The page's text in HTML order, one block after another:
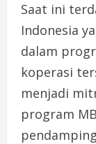
Saat ini
Indonesia
dalam
koperasi
menjadi
program